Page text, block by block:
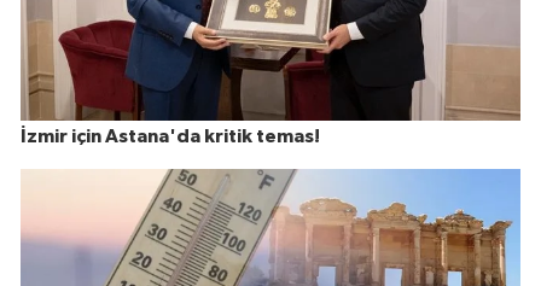
İzmir için Astana'da kritik temas!